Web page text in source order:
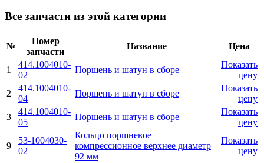
Все запчасти из этой категории
№
Номер
запчасти
Название Цена
1
414.1004010-
02
Поршень и шатун в сборе
Показать
цену
2
414.1004010-
04
Поршень и шатун в сборе
Показать
цену
3
414.1004010-
05
Поршень и шатун в сборе
Показать
цену
9
53-1004030-
02
Кольцо поршневое
компрессионное верхнее диаметр
92 мм
Показать
цену